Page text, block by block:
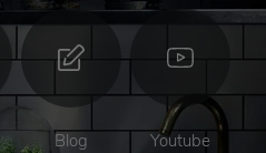
Blog Youtube